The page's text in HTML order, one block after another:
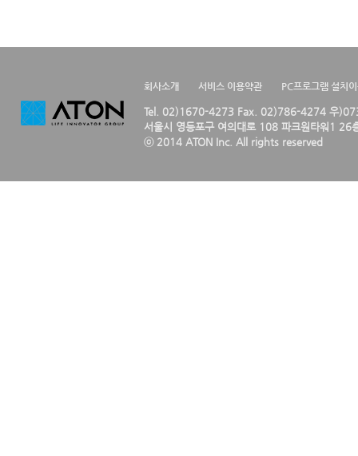
회사소개 서비스 이용약관 PC프로그램 설치
Tel. 02)1670-4273 Fax. 02)786-4274 우
서울시 영등포구 여의대로 108 파크원타워1 26
ⓒ 2014 ATON Inc. All rights reserved